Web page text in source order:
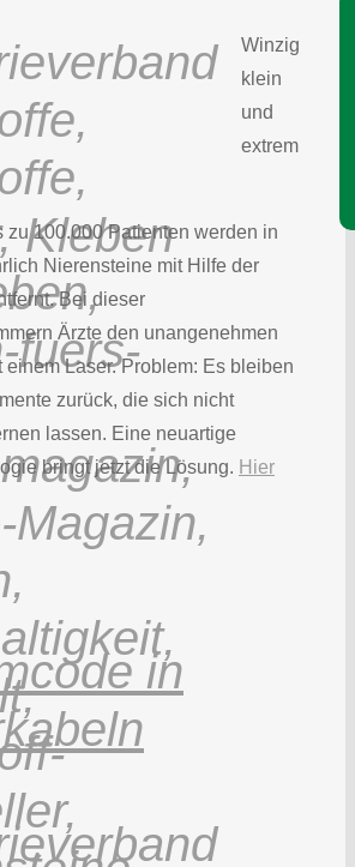
Winzig
klein
und
extrem
zu 100.000 Patienten werden in
Nierensteine mit Hilfe der
Bei dieser
Ärzte den unangenehmen
einem Laser. Problem: Es bleiben
zurück, die sich nicht
lassen. Eine neuartige
bringt jetzt die Lösung. Hier
in